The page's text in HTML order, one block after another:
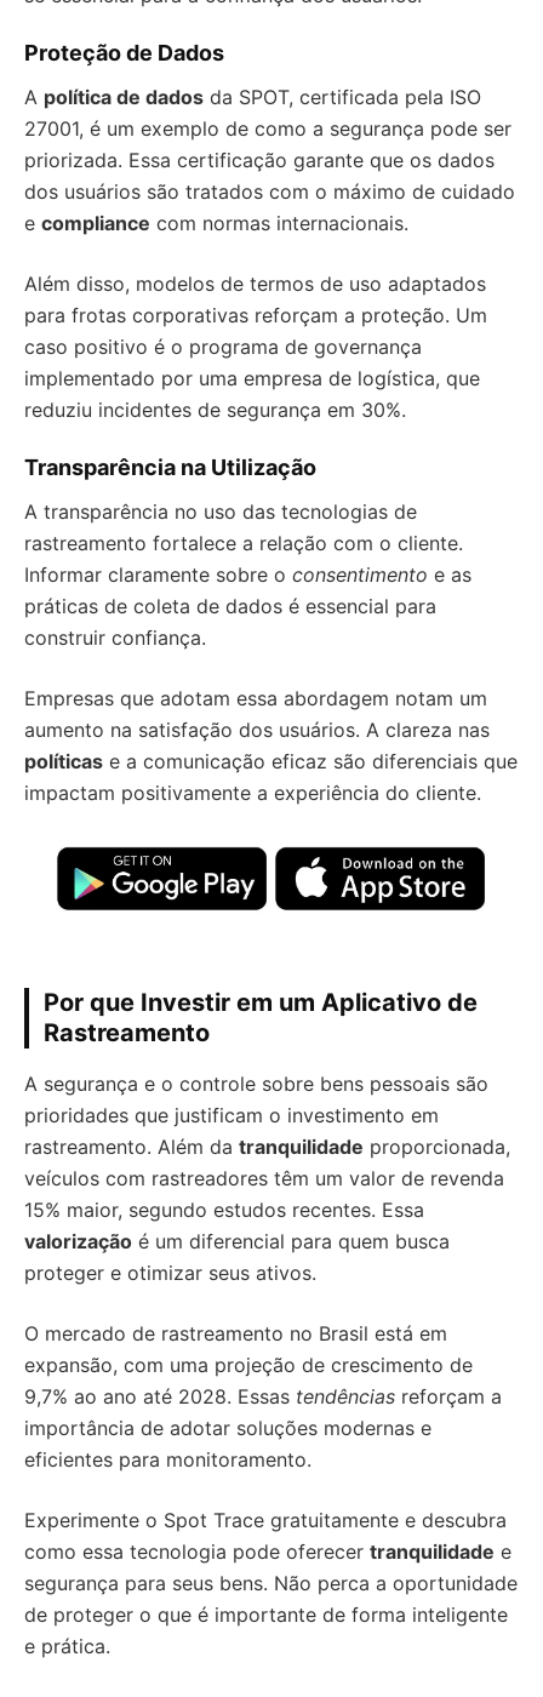
Proteção de Dados
A política de dados da SPOT, certificada pela ISO
27001, é um exemplo de como a segurança pode ser
priorizada. Essa certificação garante que os dados
dos usuários são tratados com o máximo de cuidado
e compliance com normas internacionais.
Além disso, modelos de termos de uso adaptados
para frotas corporativas reforçam a proteção. Um
caso positivo é o programa de governança
implementado por uma empresa de logística, que
reduziu incidentes de segurança em 30%.
Transparência na Utilização
A transparência no uso das tecnologias de
rastreamento fortalece a relação com o cliente.
Informar claramente sobre o consentimento e as
práticas de coleta de dados é essencial para
construir confiança.
Empresas que adotam essa abordagem notam um
aumento na satisfação dos usuários. A clareza nas
políticas e a comunicação eficaz são diferenciais que
impactam positivamente a experiência do cliente.
Por que Investir em um Aplicativo de
Rastreamento
A segurança e o controle sobre bens pessoais são
prioridades que justificam o investimento em
rastreamento. Além da tranquilidade proporcionada,
veículos com rastreadores têm um valor de revenda
15% maior, segundo estudos recentes. Essa
valorização é um diferencial para quem busca
proteger e otimizar seus ativos.
O mercado de rastreamento no Brasil está em
expansão, com uma projeção de crescimento de
9,7% ao ano até 2028. Essas tendências reforçam a
importância de adotar soluções modernas e
eficientes para monitoramento.
Experimente o Spot Trace gratuitamente e descubra
como essa tecnologia pode oferecer tranquilidade e
segurança para seus bens. Não perca a oportunidade
de proteger o que é importante de forma inteligente
e prática.